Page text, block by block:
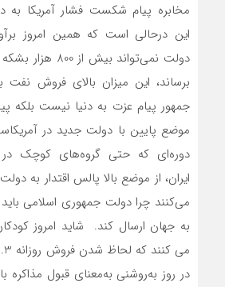
مخابره پیام شکست فشار آمریکا به
این درحالی است که همین امروز
دولت نمی‌تواند
برساند، این میزان بالای فروش
جمهور پیام عزت به دنیا نیست بلکه
موضع پایین با دولت جدید در
دوره‌ای که حتی گروه‌های کوچک
ایران، از موضع بالا پالس اقتدار به
می‌کنند چرا دولت جمهوری اسلامی
به جهان ارسال کند. شاید امروز
در روز به‌روشنی به‌معنای قبول مذاکره